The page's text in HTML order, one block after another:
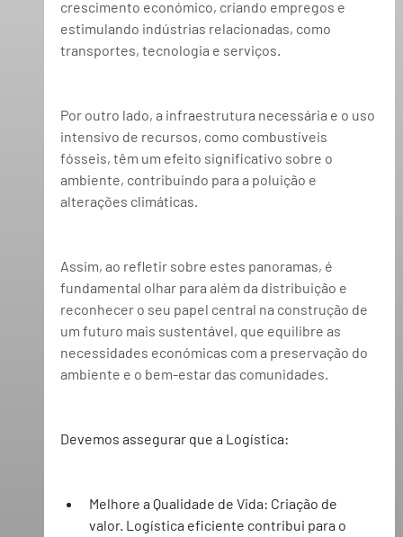
crescimento económico, criando empregos e
estimulando indústrias relacionadas, como
transportes, tecnologia e serviços.
Por outro lado, a infraestrutura necessária e o uso
intensivo de recursos, como combustíveis
fósseis, têm um efeito significativo sobre o
ambiente, contribuindo para a poluição e
alterações climáticas.
Assim, ao refletir sobre estes panoramas, é
fundamental olhar para além da distribuição e
reconhecer o seu papel central na construção de
um futuro mais sustentável, que equilibre as
necessidades económicas com a preservação do
ambiente e o bem-estar das comunidades.
Devemos assegurar que a Logística:
Melhore a Qualidade de Vida: Criação de
valor. Logística eficiente contribui para o